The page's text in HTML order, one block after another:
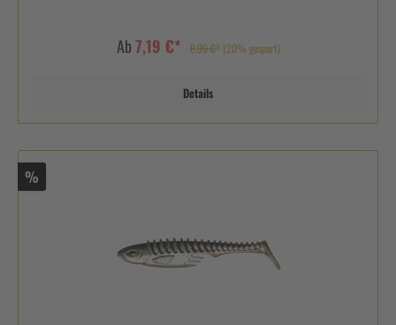
Ab7,19 €* 8,99 €* (20% gespart)
Details
%